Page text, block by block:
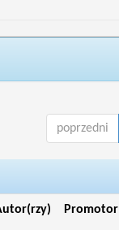
poprzedni
Promotor